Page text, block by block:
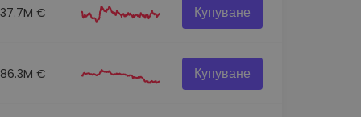
€ Купуване
86.3M € Купуване